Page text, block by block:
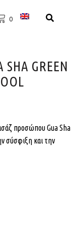
0
SHA GREEN
προσώπου Gua Sha
σύσφιξη και την